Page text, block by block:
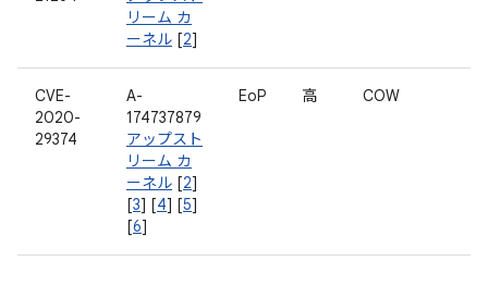
リーム カ
ーネル [2]
CVE-
2020-
29374
A-
174737879
アップスト
リーム カ
ーネル [2]
[3] [4] [5]
[6]
EoP 高 COW